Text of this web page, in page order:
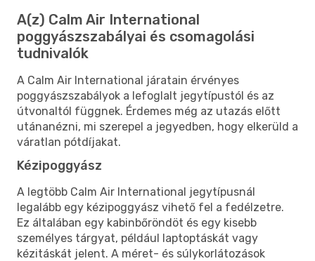
A(z) Calm Air International
poggyászszabályai és csomagolási
tudnivalók
A Calm Air International járatain érvényes
poggyászszabályok a lefoglalt jegytípustól és az
útvonaltól függnek. Érdemes még az utazás előtt
utánanézni, mi szerepel a jegyedben, hogy elkerüld a
váratlan pótdíjakat.
Kézipoggyász
A legtöbb Calm Air International jegytípusnál
legalább egy kézipoggyász vihető fel a fedélzetre.
Ez általában egy kabinbőröndöt és egy kisebb
személyes tárgyat, például laptoptáskát vagy
kézitáskát jelent. A méret- és súlykorlátozások